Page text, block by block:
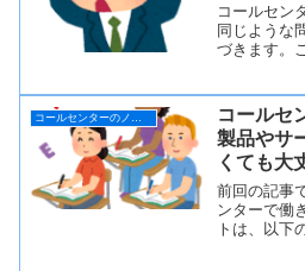
コールセン
同じような
づきます。
おくことで
コールセンターのノウハウ
コールセ
製品やサ
くても大
前回の記事
ンターで働
トは、以下
ペレーター